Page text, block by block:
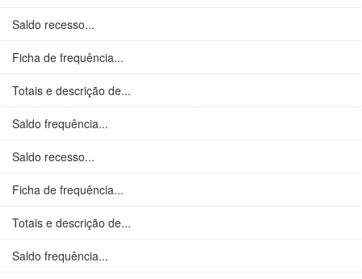
Saldo recesso...
Ficha de frequência...
Totais e descrição de...
Saldo frequência...
Saldo recesso...
Ficha de frequência...
Totais e descrição de...
Saldo frequência...